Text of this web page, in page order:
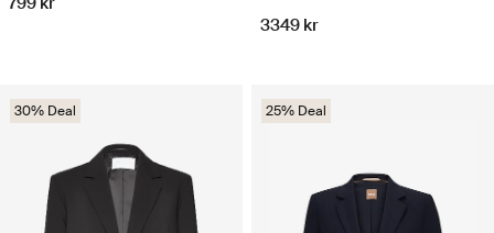
3349 kr
30% Deal 25% Deal